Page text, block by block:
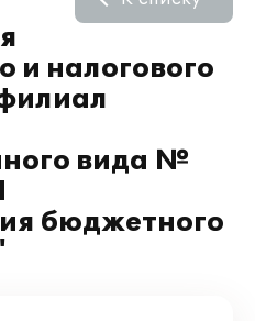
и налогового
вида №
бюджетного